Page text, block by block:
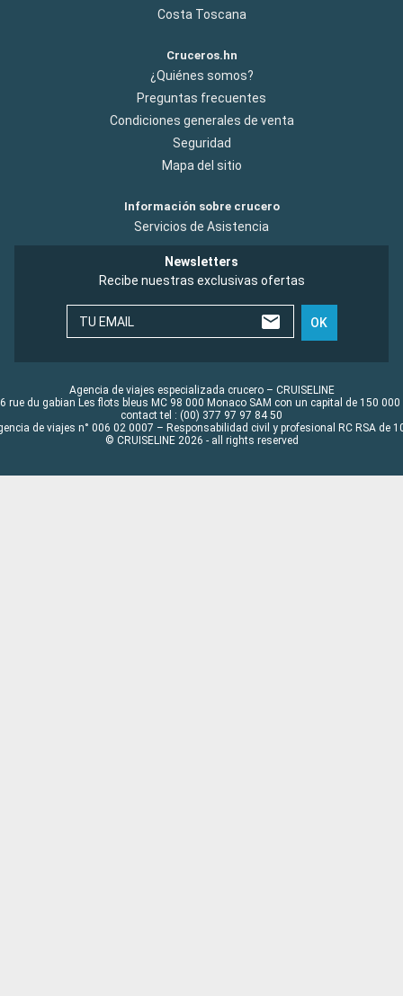
Costa Toscana
Cruceros.hn
¿Quiénes somos?
Preguntas frecuentes
Condiciones generales de venta
Seguridad
Mapa del sitio
Información sobre crucero
Servicios de Asistencia
Newsletters
Recibe nuestras exclusivas ofertas
TU EMAIL OK
Agencia de viajes especializada crucero – CRUISELINE
rue du gabian Les flots bleus MC 98 000 Monaco SAM con un capital de 150 000
contact tel : (00) 377 97 97 84 50
de viajes n° 006 02 0007 – Responsabilidad civil y profesional RC RSA de
© CRUISELINE 2026 - all rights reserved